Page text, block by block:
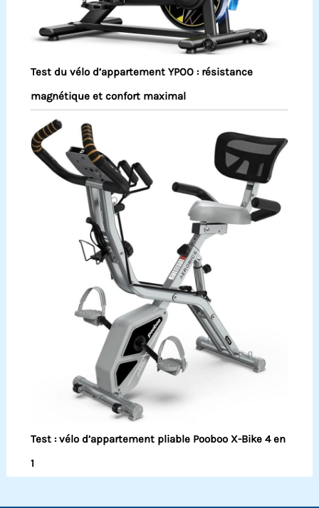
Test du vélo d’appartement YPOO : résistance
magnétique et confort maximal
Test : vélo d’appartement pliable Pooboo X-Bike 4 en
1